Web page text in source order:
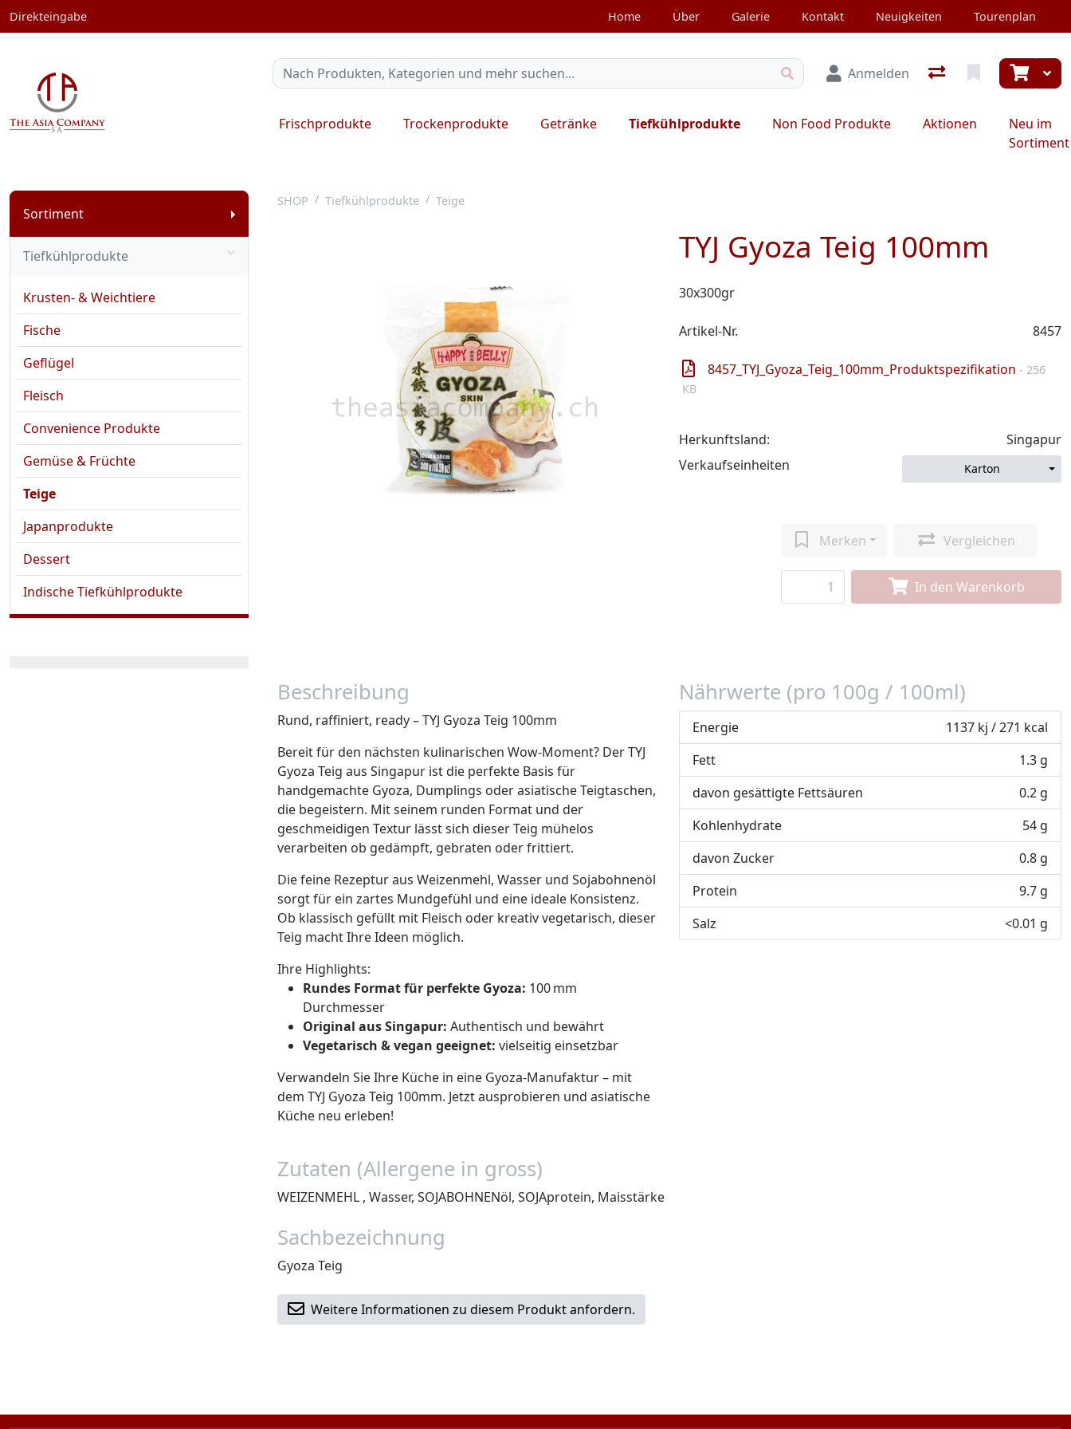
Direkteingabe Home Über Galerie Kontakt Neuigkeiten Tourenplan
Anmelden
Frischprodukte Trockenprodukte Getränke Tiefkühlprodukte Non Food Produkte Aktionen
Neu im
Sortiment
Sortiment
Tiefkühlprodukte
Krusten- & Weichtiere
Fische
Geflügel
Fleisch
Convenience Produkte
Gemüse & Früchte
Teige
Japanprodukte
Dessert
Indische Tiefkühlprodukte
SHOP Tiefkühlprodukte Teige
TYJ Gyoza Teig 100mm
30x300gr
Artikel-Nr. 8457
8457_TYJ_Gyoza_Teig_100mm_Produktspezifikation - 256
KB
Herkunftsland:
Singapur
Verkaufseinheiten
Karton
Merken Vergleichen
In den Warenkorb
Beschreibung
Rund, raffiniert, ready – TYJ Gyoza Teig 100mm
Bereit für den nächsten kulinarischen Wow-Moment? Der TYJ
Gyoza Teig aus Singapur ist die perfekte Basis für
handgemachte Gyoza, Dumplings oder asiatische Teigtaschen,
die begeistern. Mit seinem runden Format und der
geschmeidigen Textur lässt sich dieser Teig mühelos
verarbeiten ob gedämpft, gebraten oder frittiert.
Die feine Rezeptur aus Weizenmehl, Wasser und Sojabohnenöl
sorgt für ein zartes Mundgefühl und eine ideale Konsistenz.
Ob klassisch gefüllt mit Fleisch oder kreativ vegetarisch, dieser
Teig macht Ihre Ideen möglich.
Ihre Highlights:
Rundes Format für perfekte Gyoza: 100 mm
Durchmesser
Original aus Singapur: Authentisch und bewährt
Vegetarisch & vegan geeignet: vielseitig einsetzbar
Verwandeln Sie Ihre Küche in eine Gyoza-Manufaktur – mit
dem TYJ Gyoza Teig 100mm. Jetzt ausprobieren und asiatische
Küche neu erleben!
Nährwerte (pro 100g / 100ml)
Energie
1137 kj / 271 kcal
Fett
1.3 g
davon gesättigte Fettsäuren
0.2 g
Kohlenhydrate
54 g
davon Zucker
0.8 g
Protein
9.7 g
Salz
<0.01 g
Zutaten (Allergene in gross)
WEIZENMEHL , Wasser, SOJABOHNENöl, SOJAprotein, Maisstärke
Sachbezeichnung
Gyoza Teig
Weitere Informationen zu diesem Produkt anfordern.